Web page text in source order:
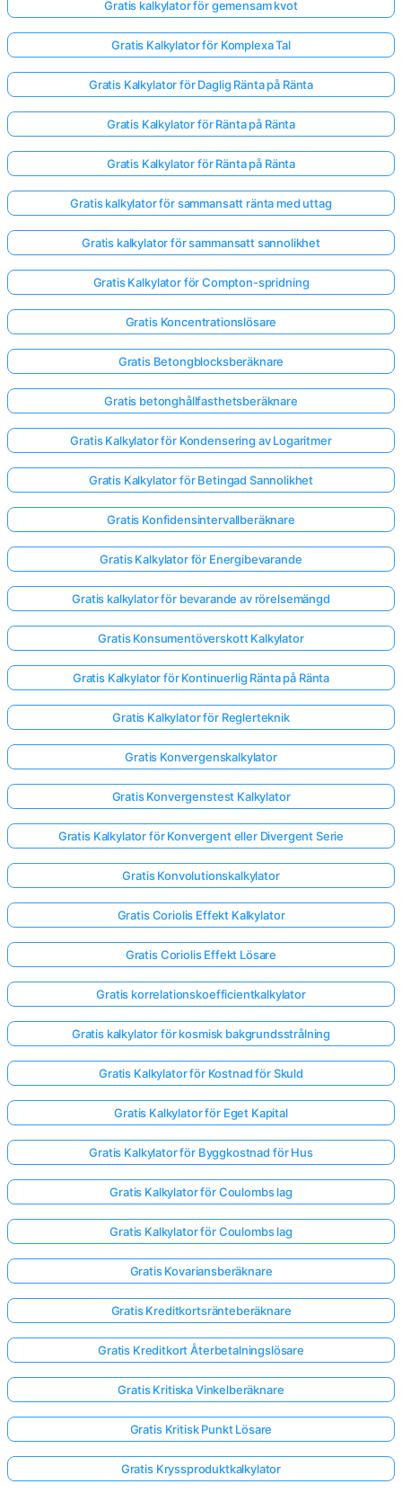
Gratis kalkylator för gemensam kvot
Gratis Kalkylator för Komplexa Tal
Gratis Kalkylator för Daglig Ränta på Ränta
Gratis Kalkylator för Ränta på Ränta
Gratis Kalkylator för Ränta på Ränta
Gratis kalkylator för sammansatt ränta med uttag
Gratis kalkylator för sammansatt sannolikhet
Gratis Kalkylator för Compton-spridning
Gratis Koncentrationslösare
Gratis Betongblocksberäknare
Gratis betonghållfasthetsberäknare
Gratis Kalkylator för Kondensering av Logaritmer
Gratis Kalkylator för Betingad Sannolikhet
Gratis Konfidensintervallberäknare
Gratis Kalkylator för Energibevarande
Gratis kalkylator för bevarande av rörelsemängd
Gratis Konsumentöverskott Kalkylator
Gratis Kalkylator för Kontinuerlig Ränta på Ränta
Gratis Kalkylator för Reglerteknik
Gratis Konvergenskalkylator
Gratis Konvergenstest Kalkylator
Gratis Kalkylator för Konvergent eller Divergent Serie
Gratis Konvolutionskalkylator
Gratis Coriolis Effekt Kalkylator
Gratis Coriolis Effekt Lösare
Gratis korrelationskoefficientkalkylator
Gratis kalkylator för kosmisk bakgrundsstrålning
Gratis Kalkylator för Kostnad för Skuld
Gratis Kalkylator för Eget Kapital
Gratis Kalkylator för Byggkostnad för Hus
Gratis Kalkylator för Coulombs lag
Gratis Kalkylator för Coulombs lag
Gratis Kovariansberäknare
Gratis Kreditkortsränteberäknare
Gratis Kreditkort Återbetalningslösare
Gratis Kritiska Vinkelberäknare
Gratis Kritisk Punkt Lösare
Gratis Kryssproduktkalkylator